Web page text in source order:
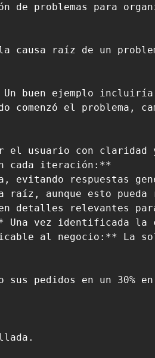
de problemas para
raíz de un
buen ejemplo
comenzó el
el usuario con
cada iteración:**
evitando respuestas
raíz, aunque esto pueda
detalles relevantes
vez identificada la
al negocio:** La
pedidos en un 30%